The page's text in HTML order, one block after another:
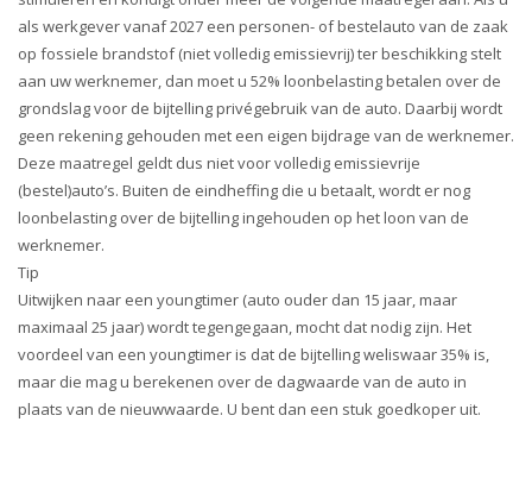
a
i
o
n
als werkgever vanaf 2027 een personen- of bestelauto van de zaak
op fossiele brandstof (niet volledig emissievrij) ter beschikking stelt
aan uw werknemer, dan moet u 52% loonbelasting betalen over de
grondslag voor de bijtelling privégebruik van de auto. Daarbij wordt
geen rekening gehouden met een eigen bijdrage van de werknemer.
Deze maatregel geldt dus niet voor volledig emissievrije
(bestel)auto’s. Buiten de eindheffing die u betaalt, wordt er nog
loonbelasting over de bijtelling ingehouden op het loon van de
werknemer.
Tip
Uitwijken naar een youngtimer (auto ouder dan 15 jaar, maar
maximaal 25 jaar) wordt tegengegaan, mocht dat nodig zijn. Het
voordeel van een youngtimer is dat de bijtelling weliswaar 35% is,
maar die mag u berekenen over de dagwaarde van de auto in
plaats van de nieuwwaarde. U bent dan een stuk goedkoper uit.